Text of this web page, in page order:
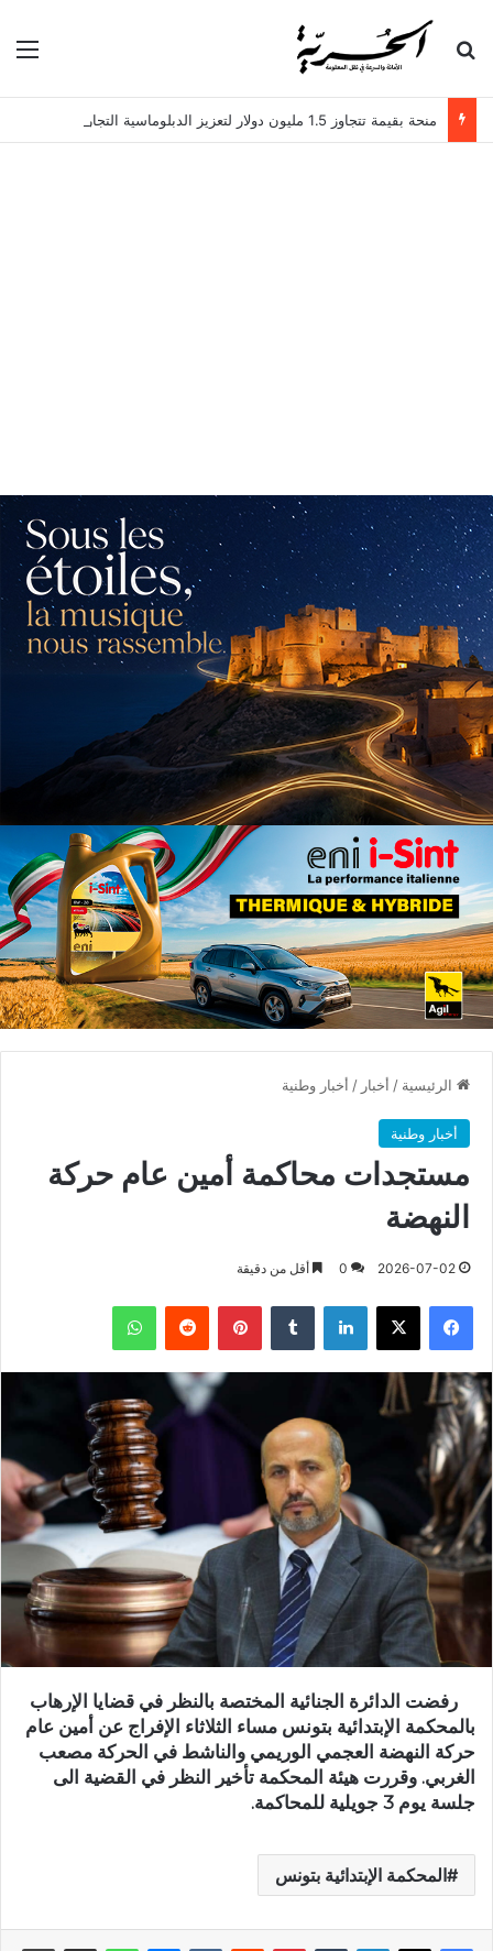
بحث عن
الرئيسية / أخبار / أخبار وطنية
أخبار وطنية
مستجدات محاكمة أمين عام حركة
النهضة
2026-07-02
0 أقل من دقيقة
فيسبوك X لينكدإن بينتيريست واتساب
رفضت الدائرة الجنائية المختصة بالنظر في قضايا الإرهاب
بالمحكمة الإبتدائية بتونس مساء الثلاثاء الإفراج عن أمين عام
حركة النهضة العجمي الوريمي والناشط في الحركة مصعب
الغربي. وقررت هيئة المحكمة تأخير النظر في القضية الى
جلسة يوم 3 جويلية للمحاكمة.
المحكمة الإبتدائية بتونس